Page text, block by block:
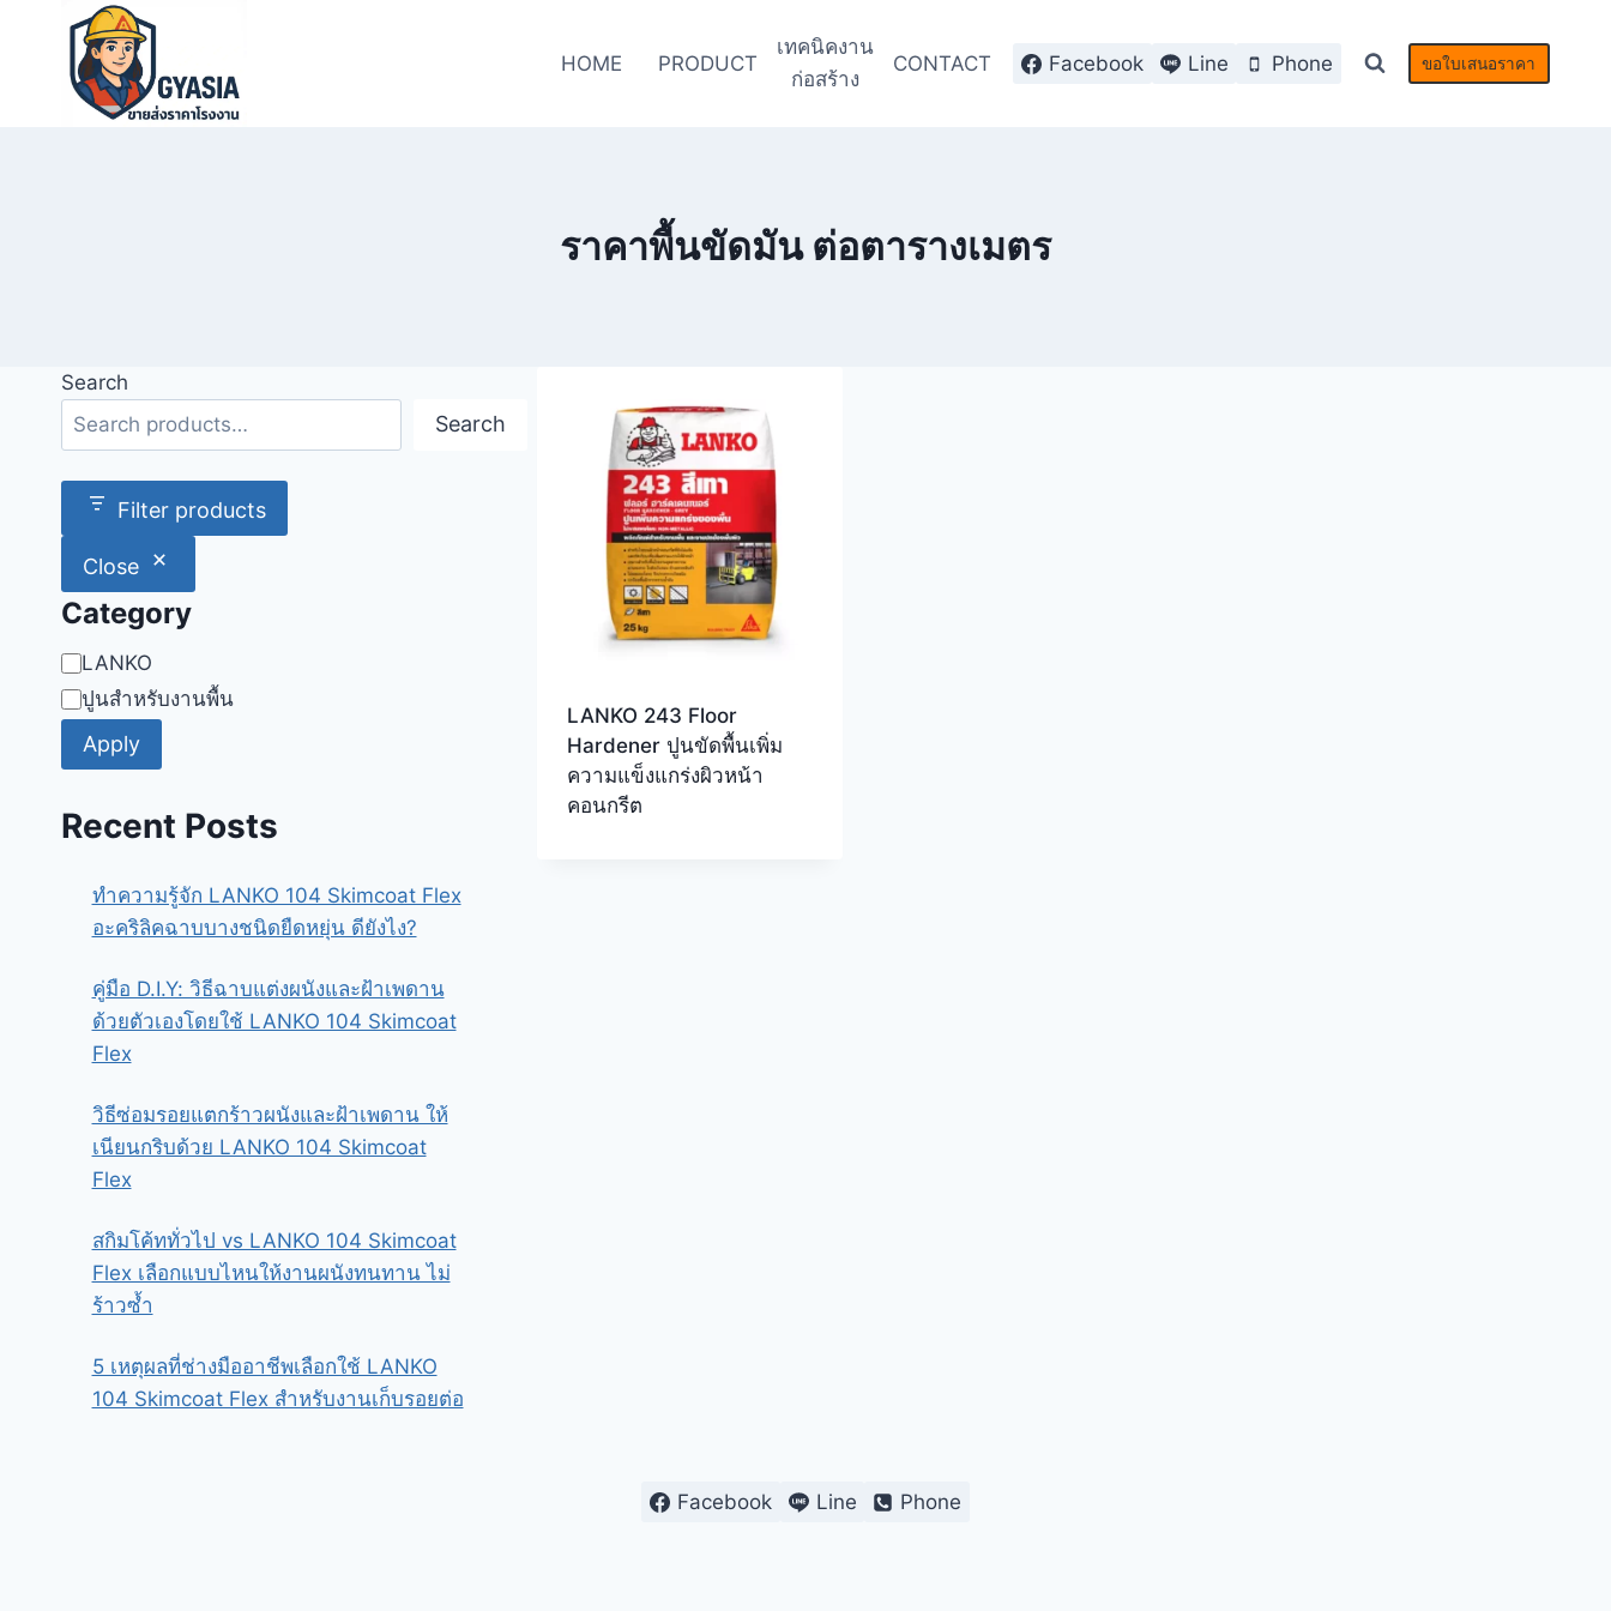
content
HOME PRODUCT
เทคนิคงาน
ก่อสร้าง
CONTACT Facebook Line Phone ขอใบเสนอราคา
ราคาพื้นขัดมัน ต่อตารางเมตร
LANKO 243 Floor
Hardener ปูนขัดพื้นเพิ่ม
ความแข็งแกร่งผิวหน้า
คอนกรีต
Search
Search
Filter products
Close
Category
Category
LANKO
ปูนสำหรับงานพื้น
Apply
Recent Posts
ทำความรู้จัก LANKO 104 Skimcoat Flex
อะคริลิคฉาบบางชนิดยืดหยุ่น ดียังไง?
คู่มือ D.I.Y: วิธีฉาบแต่งผนังและฝ้าเพดาน
ด้วยตัวเองโดยใช้ LANKO 104 Skimcoat
Flex
วิธีซ่อมรอยแตกร้าวผนังและฝ้าเพดาน ให้
เนียนกริบด้วย LANKO 104 Skimcoat
Flex
สกิมโค้ททั่วไป vs LANKO 104 Skimcoat
Flex เลือกแบบไหนให้งานผนังทนทาน ไม่
ร้าวซ้ำ
5 เหตุผลที่ช่างมืออาชีพเลือกใช้ LANKO
104 Skimcoat Flex สำหรับงานเก็บรอยต่อ
Facebook Line Phone